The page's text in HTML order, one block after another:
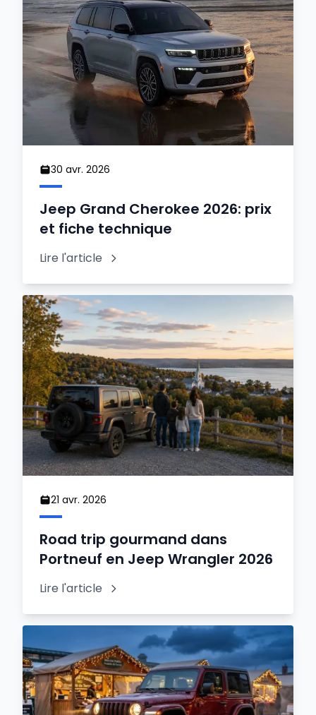
30 avr. 2026
Jeep Grand Cherokee 2026: prix
et fiche technique
Lire l'article
21 avr. 2026
Road trip gourmand dans
Portneuf en Jeep Wrangler 2026
Lire l'article